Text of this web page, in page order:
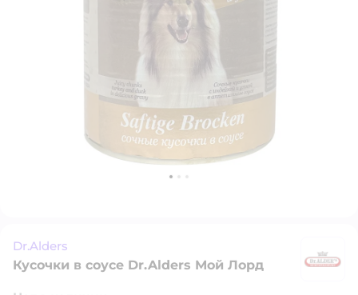
Dr.Alders
Кусочки в соусе Dr.Alders Мой Лорд